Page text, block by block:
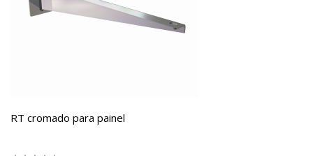
RT cromado para painel